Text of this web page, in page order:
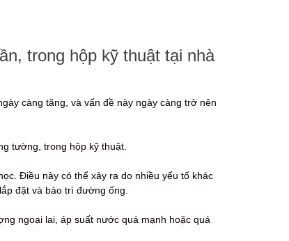
trong hộp kỹ thuật tại nhà
càng tăng, và vấn đề này ngày càng trở nên
tường, trong hộp kỹ thuật.
Điều này có thể xảy ra do nhiều yếu tố khác
đặt và bảo trì đường ống.
ngoại lai, áp suất nước quá mạnh hoặc quá